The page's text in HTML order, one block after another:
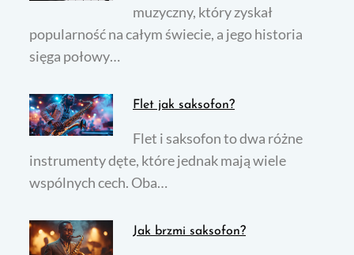
muzyczny, który zyskał
popularność na całym świecie, a jego historia
sięga połowy…
Flet jak saksofon?
Flet i saksofon to dwa różne
instrumenty dęte, które jednak mają wiele
wspólnych cech. Oba…
Jak brzmi saksofon?